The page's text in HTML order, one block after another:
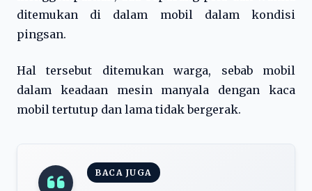
ditemukan di dalam mobil dalam kondisi
pingsan.
Hal tersebut ditemukan warga, sebab mobil
dalam keadaan mesin manyala dengan kaca
mobil tertutup dan lama tidak bergerak.
BACA JUGA